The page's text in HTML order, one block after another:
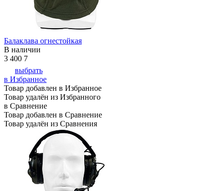
Балаклава огнестойкая
В наличии
3 400 7
выбрать
в Избранное
Товар добавлен в Избранное
Товар удалён из Избранного
в Сравнение
Товар добавлен в Сравнение
Товар удалён из Сравнения